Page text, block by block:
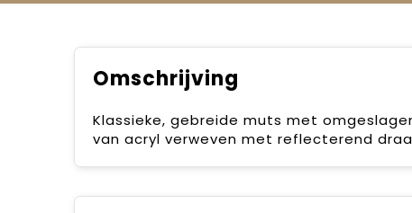
Omschrijving
Klassieke, gebreide muts met
van acryl verweven met reflecterend